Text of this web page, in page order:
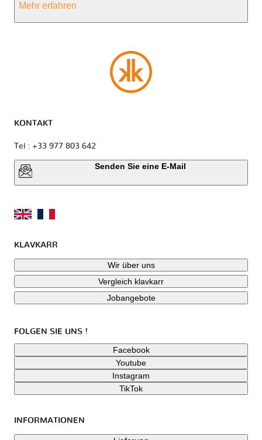
Mehr erfahren
KONTAKT
Tel : +33 977 803 642
Senden Sie eine E-Mail
KLAVKARR
Wir über uns
Vergleich klavkarr
Jobangebote
FOLGEN SIE UNS !
Facebook
Youtube
Instagram
TikTok
INFORMATIONEN